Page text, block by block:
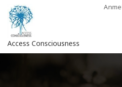
Access Consciousness